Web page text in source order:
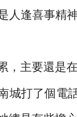
逢喜事精
主要還是在
打了個電